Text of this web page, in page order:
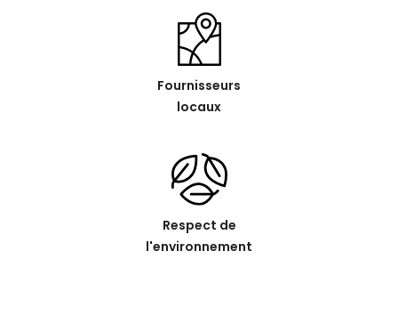
Fournisseurs
locaux
Respect de
l'environnement